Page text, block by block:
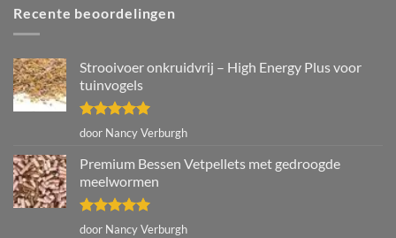
Recente beoordelingen
Strooivoer onkruidvrij – High Energy Plus voor
tuinvogels
Gewaardeerd
door Nancy Verburgh
Premium Bessen Vetpellets met gedroogde
meelwormen
Gewaardeerd
door Nancy Verburgh